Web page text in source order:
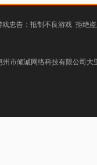
戏忠告：抵制不良游戏 拒绝
州市倾诚网络科技有限公司大